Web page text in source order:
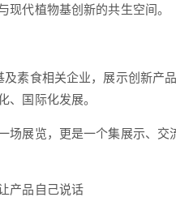
现代植物基创新的共生空间。
及素食相关企业，展示创新产
、国际化发展。
场展览，更是一个集展示、
产品自己说话